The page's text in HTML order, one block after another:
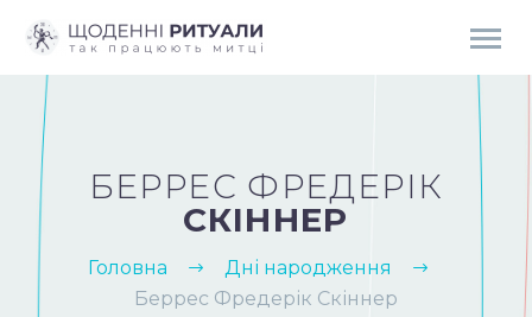
БЕРРЕС ФРЕДЕРІК
СКІННЕР
Головна
Дні народження
Беррес Фредерік Скіннер